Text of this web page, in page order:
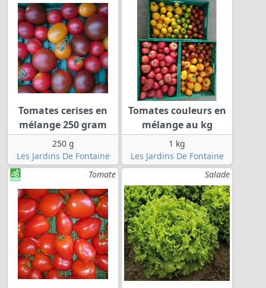
Tomates cerises en
mélange 250 gram
250 g
Les Jardins De Fontaine
Tomates couleurs en
mélange au kg
1 kg
Les Jardins De Fontaine
Tomate
Salade